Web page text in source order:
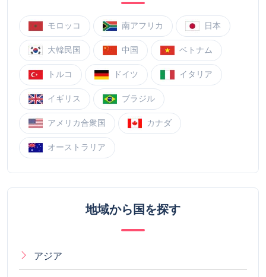
モロッコ 南アフリカ 日本
大韓民国 中国 ベトナム
トルコ ドイツ イタリア
イギリス ブラジル
アメリカ合衆国 カナダ
オーストラリア
地域から国を探す
アジア